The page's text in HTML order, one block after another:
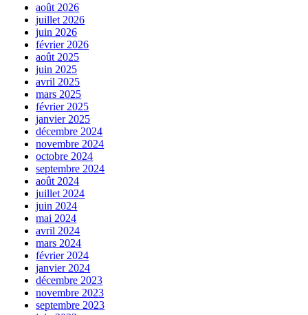
août 2026
juillet 2026
juin 2026
février 2026
août 2025
juin 2025
avril 2025
mars 2025
février 2025
janvier 2025
décembre 2024
novembre 2024
octobre 2024
septembre 2024
août 2024
juillet 2024
juin 2024
mai 2024
avril 2024
mars 2024
février 2024
janvier 2024
décembre 2023
novembre 2023
septembre 2023